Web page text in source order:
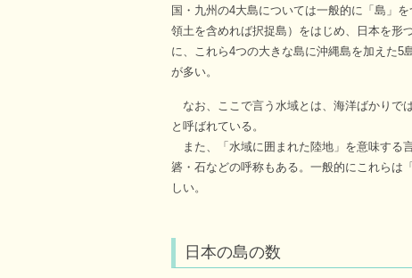
国・九州の4大島については一般的に「島」
領土を含めれば択捉島）をはじめ、日本を形
に、これら4つの大きな島に沖縄島を加えた5
が多い。
なお、ここで言う水域とは、海洋ばかりで
と呼ばれている。
また、「水域に囲まれた陸地」を意味する
碆・石などの呼称もある。一般的にこれらは
しい。
日本の島の数